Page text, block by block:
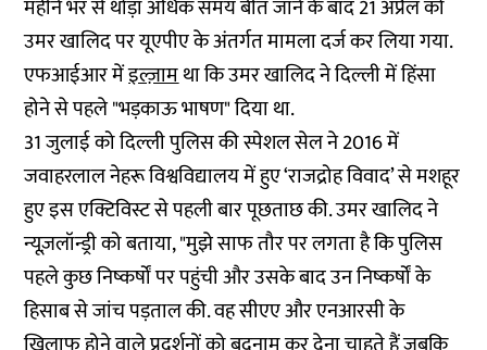
महीने भर से थोड़ा अधिक समय बीत जाने के बाद 21 अप्रैल को
उमर खालिद पर यूएपीए के अंतर्गत मामला दर्ज कर लिया गया.
एफआईआर मेंइल्ज़ामथा कि उमर खालिद ने दिल्ली में हिंसा
होने से पहले "भड़काऊ भाषण" दिया था.
31 जुलाई को दिल्ली पुलिस की स्पेशल सेल ने 2016 में
जवाहरलाल नेहरू विश्वविद्यालय में हुए ‘राजद्रोह विवाद’ से मशहूर
हुए इस एक्टिविस्ट से पहली बार पूछताछ की. उमर खालिद ने
न्यूज़लॉन्ड्री को बताया, "मुझे साफ तौर पर लगता है कि पुलिस
पहले कुछ निष्कर्षों पर पहुंची और उसके बाद उन निष्कर्षों के
हिसाब से जांच पड़ताल की. वह सीएए और एनआरसी के